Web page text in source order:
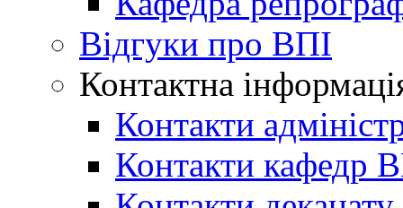
Відгуки про ВПІ
Контактна
Контакти
Контакти кафедр